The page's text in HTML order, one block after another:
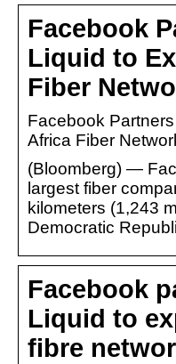
Facebook
Liquid to
Fiber
Facebook
Africa Fiber
(Bloomberg) —
largest fiber
kilometers (1,243
Democratic
Facebook
Liquid to
fibre